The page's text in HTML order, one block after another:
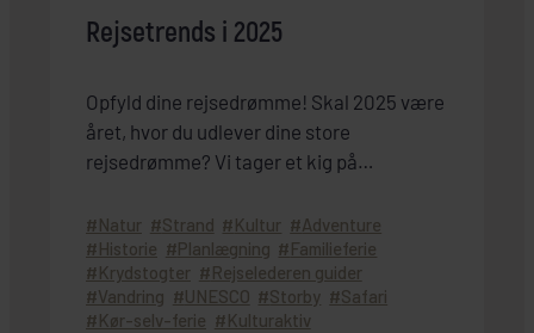
Rejsetrends i 2025
Opfyld dine rejsedrømme! Skal 2025 være
året, hvor du udlever dine store
rejsedrømme? Vi tager et kig på
Natur Strand Kultur
Adventure
Historie
Planlægning
Familieferie
Krydstogter
Rejselederen guider
Vandring
UNESCO Storby
Safari
Kør-selv-ferie
Kulturaktiv